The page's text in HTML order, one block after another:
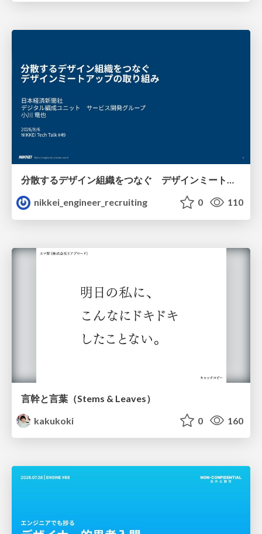
分散するデザイン組織をつなぐ デザインミートアップの取り組み/nikkei-tech-talk49
nikkei_engineer_recruiting
0 110
言幹と言葉（Stems & Leaves）
kakukoki
0 160